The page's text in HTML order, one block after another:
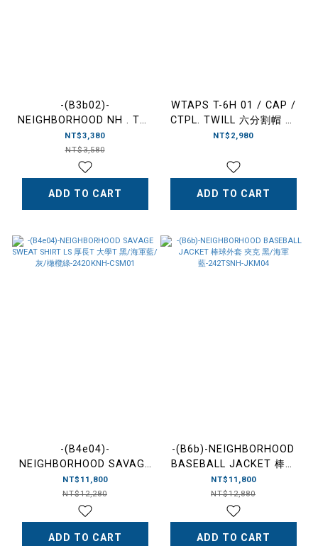
-(B3b02)-
NEIGHBORHOOD NH . TEE
LS-11 水洗T 薄長T 仿舊 長
袖 黑/灰-242PCNH-LT11
NT$3,380
NT$3,580
ADD TO CART
WTAPS T-6H 01 / CAP /
CTPL. TWILL 六分割帽 刺
繡LOGO 卡其/
NT$2,980
ADD TO CART
-(B4e04)-
NEIGHBORHOOD SAVAGE
SWEAT SHIRT LS 厚長T
大學T 黑/海軍藍/灰/橄欖
綠-242OKNH-CSM01
NT$11,800
NT$12,280
ADD TO CART
-(B6b)-NEIGHBORHOOD
BASEBALL JACKET 棒球
外套 夾克 黑/海軍
藍-242TSNH-JKM04
NT$11,800
NT$12,880
ADD TO CART